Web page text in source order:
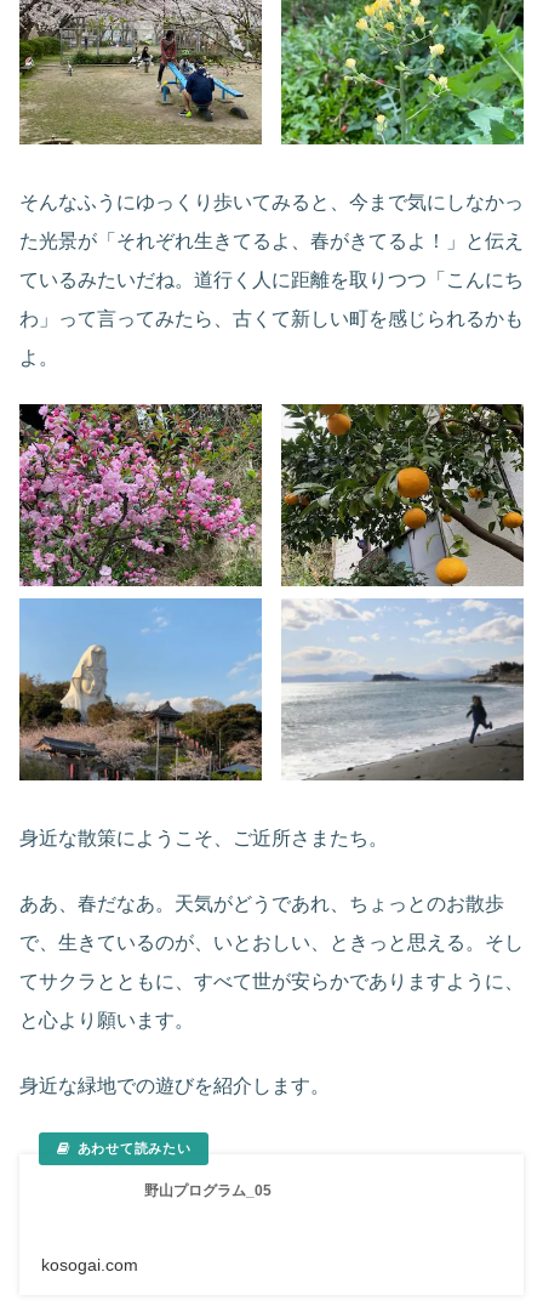
そんなふうにゆっくり歩いてみると、今まで気にしなかっ
た光景が「それぞれ生きてるよ、春がきてるよ！」と伝え
ているみたいだね。道行く人に距離を取りつつ「こんにち
わ」って言ってみたら、古くて新しい町を感じられるかも
よ。
身近な散策にようこそ、ご近所さまたち。
ああ、春だなあ。天気がどうであれ、ちょっとのお散歩
で、生きているのが、いとおしい、ときっと思える。そし
てサクラとともに、すべて世が安らかでありますように、
と心より願います。
身近な緑地での遊びを紹介します。
野山プログラム_05
kosogai.com